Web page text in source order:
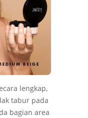
lengkap,
tabur pada
bagian area